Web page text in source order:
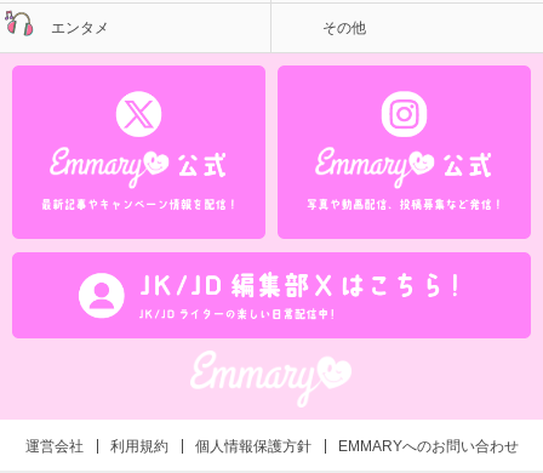
エンタメ その他
運営会社 利用規約 個人情報保護方針 EMMARYへのお問い合わせ